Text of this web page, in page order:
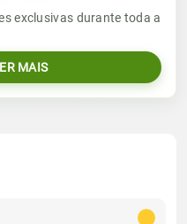
Umidade do ar
84%
Lua
Umidade do ar
Vento
ENE - 9km/h
exclusivas durante toda a
MAIS